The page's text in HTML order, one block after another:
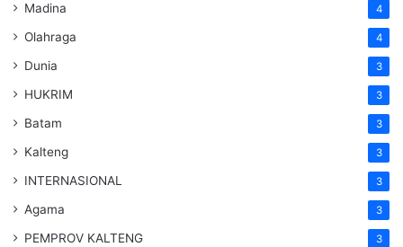
Madina 4
Olahraga 4
Dunia 3
HUKRIM 3
Batam 3
Kalteng 3
INTERNASIONAL 3
Agama 3
PEMPROV KALTENG 3